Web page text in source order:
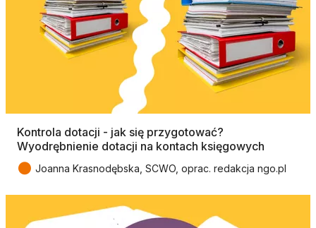
Kontrola dotacji - jak się przygotować?
Wyodrębnienie dotacji na kontach księgowych
● Joanna Krasnodębska, SCWO, oprac. redakcja ngo.pl